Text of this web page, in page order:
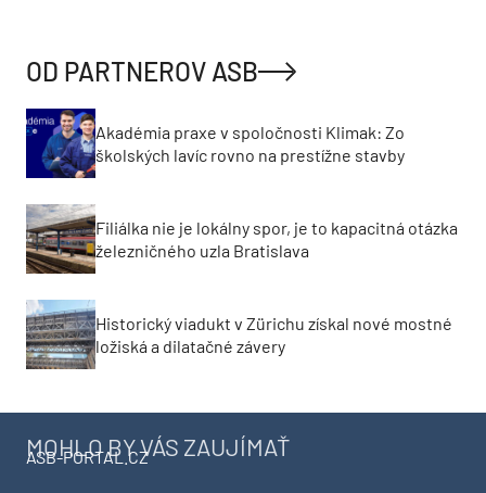
OD PARTNEROV ASB
Akadémia praxe v spoločnosti Klimak: Zo
školských lavíc rovno na prestížne stavby
Filiálka nie je lokálny spor, je to kapacitná otázka
železničného uzla Bratislava
Historický viadukt v Zürichu získal nové mostné
ložiská a dilatačné závery
MOHLO BY VÁS ZAUJÍMAŤ
ASB-PORTAL.CZ